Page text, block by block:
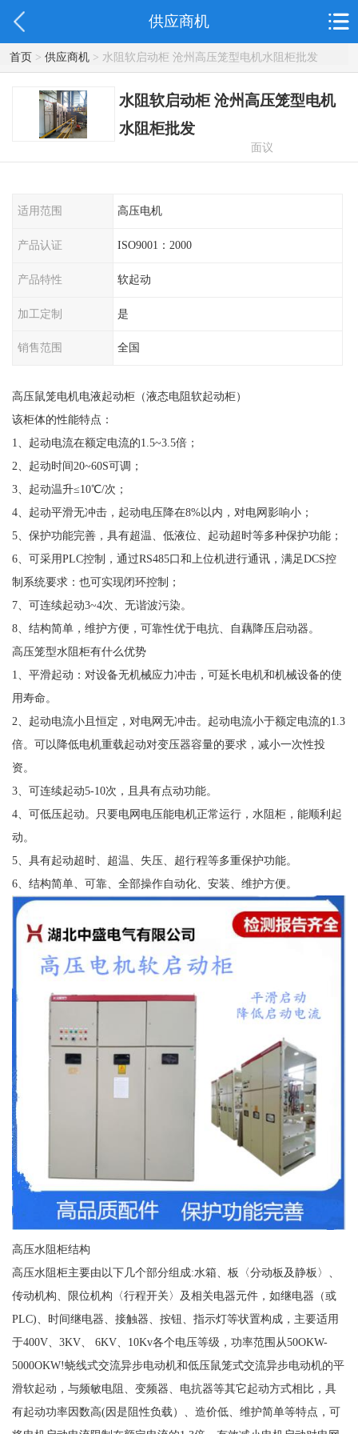
供应商机
首页> 供应商机> 水阻软启动柜 沧州高压笼型电机水阻柜批发
水阻软启动柜 沧州高压笼型电机
水阻柜批发
面议
适用范围 高压电机
产品认证 ISO9001：2000
产品特性 软起动
加工定制 是
销售范围 全国
高压鼠笼电机电液起动柜（液态电阻软起动柜）
该柜体的性能特点：
1、起动电流在额定电流的1.5~3.5倍；
2、起动时间20~60S可调；
3、起动温升≤10℃/次；
4、起动平滑无冲击，起动电压降在8%以内，对电网影响小；
5、保护功能完善，具有超温、低液位、起动超时等多种保护功能；
6、可采用PLC控制，通过RS485口和上位机进行通讯，满足DCS控
制系统要求：也可实现闭环控制；
7、可连续起动3~4次、无谐波污染。
8、结构简单，维护方便，可靠性优于电抗、自藕降压启动器。
高压笼型水阻柜有什么优势
1、平滑起动：对设备无机械应力冲击，可延长电机和机械设备的使
用寿命。
2、起动电流小且恒定，对电网无冲击。起动电流小于额定电流的1.3
倍。可以降低电机重载起动对变压器容量的要求，减小一次性投
资。
3、可连续起动5-10次，且具有点动功能。
4、可低压起动。只要电网电压能电机正常运行，水阻柜，能顺利起
动。
5、具有起动超时、超温、失压、超行程等多重保护功能。
6、结构简单、可靠、全部操作自动化、安装、维护方便。
高压水阻柜结构
高压水阻柜主要由以下几个部分组成:水箱、板〈分动板及静板〉、
传动机构、限位机构〈行程开关〉及相关电器元件，如继电器（或
PLC)、时间继电器、接触器、按钮、指示灯等状置构成，主要适用
于400V、3KV、 6KV、10Kv各个电压等级，功率范围从50OKW-
5000OKW!蛲线式交流异步电动机和低压鼠笼式交流异步电动机的平
滑软起动，与频敏电阻、变频器、电抗器等其它起动方式相比，具
有起动功率因数高(因是阻性负载）、造价低、维护简单等特点，可